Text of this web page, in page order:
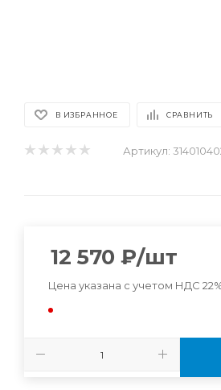
В ИЗБРАННОЕ СРАВНИТЬ
Артикул:
12 570 ₽/шт
Цена указана с учетом НДС